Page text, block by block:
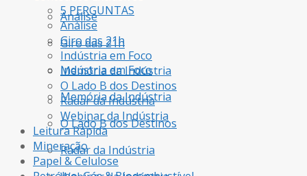
Análise
Giro das 21h
Indústria em Foco
Memória da Indústria
O Lado B dos Destinos
Radar da Indústria
5 PERGUNTAS
Análise
Giro das 21h
Indústria em Foco
Memória da Indústria
O Lado B dos Destinos
Radar da Indústria
Webinar da Indústria
Leitura Rápida
Mineração
Papel & Celulose